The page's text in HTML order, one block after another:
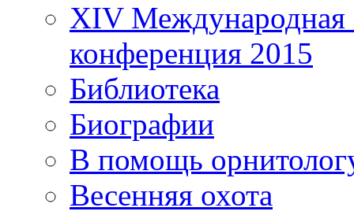
XIV Международная
конференция 2015
Библиотека
Биографии
В помощь
Весенняя охота